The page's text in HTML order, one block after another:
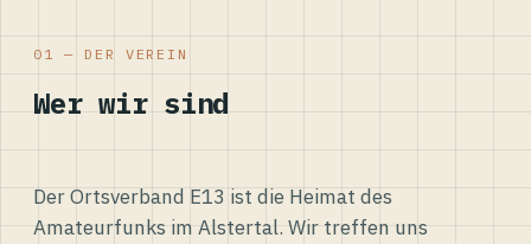
01 — DER VEREIN
Wer wir sind
Der Ortsverband E13 ist die Heimat des
Amateurfunks im Alstertal. Wir treffen uns